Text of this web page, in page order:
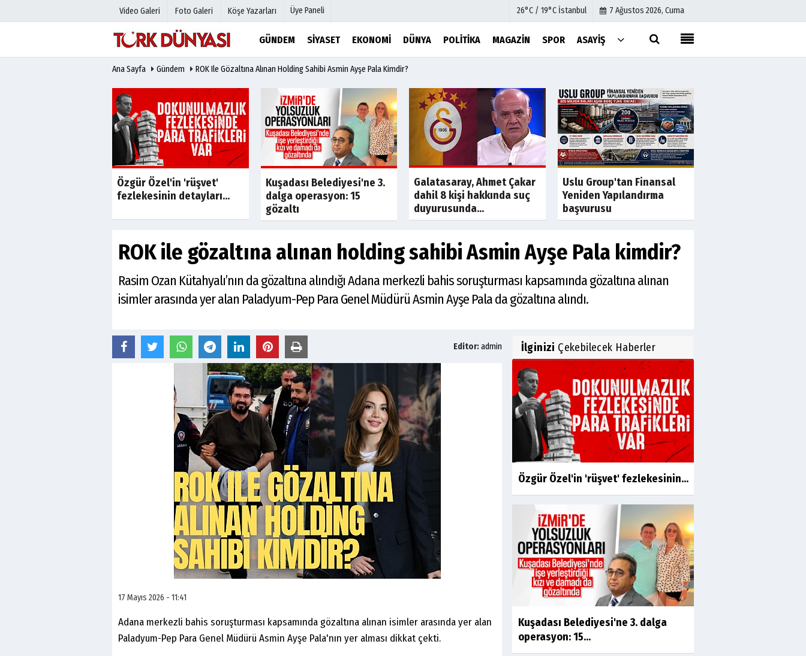
Video Galeri Foto Galeri Köşe Yazarları Üye Paneli 26°C / 19°C İstanbul 7 Ağustos 2026, Cuma
GÜNDEM SIYASET EKONOMI DÜNYA POLITIKA MAGAZIN SPOR ASAYIŞ
Hava Durumu
Gazete Manşetleri
Anketler
Biyografiler
Video Galeri
Foto Galeri
Etkinlikler
İletişim
Çerez Politikası
Gizlilik İlkeleri
Ana Sayfa Gündem ROK Ile Gözaltına Alınan Holding Sahibi Asmin Ayşe Pala Kimdir?
Özgür Özel'in 'rüşvet'
fezlekesinin detayları...
Kuşadası Belediyesi'ne 3.
dalga operasyon: 15
gözaltı
Galatasaray, Ahmet Çakar
dahil 8 kişi hakkında suç
duyurusunda...
Son Dakika
Uslu Group'tan Finansal
Yeniden Yapılandırma
başvurusu
ROK ile gözaltına alınan holding sahibi Asmin Ayşe Pala kimdir?
Rasim Ozan Kütahyalı’nın da gözaltına alındığı Adana merkezli bahis soruşturması kapsamında gözaltına alınan
isimler arasında yer alan Paladyum-Pep Para Genel Müdürü Asmin Ayşe Pala da gözaltına alındı.
Editor:admin
17 Mayıs 2026 - 11:41
Adana merkezli bahis soruşturması kapsamında gözaltına alınan isimler arasında yer alan
Paladyum-Pep Para Genel Müdürü Asmin Ayşe Pala'nın yer alması dikkat çekti.
İlginizi Çekebilecek Haberler
Özgür Özel'in 'rüşvet' fezlekesinin...
Kuşadası Belediyesi'ne 3. dalga
operasyon: 15...